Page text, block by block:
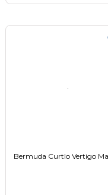
Bermuda Curtlo Vertigo